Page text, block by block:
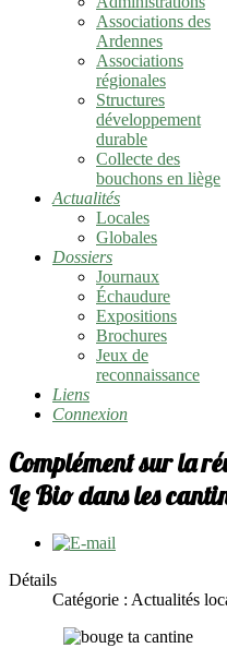
Associations des
Ardennes
Associations
régionales
Structures
développement
durable
Collecte des
bouchons en liège
Actualités
Locales
Globales
Dossiers
Journaux
Échaudure
Expositions
Brochures
Jeux de
reconnaissance
Liens
Connexion
Complément sur la
Le Bio dans les
Détails
Catégorie : Actualités